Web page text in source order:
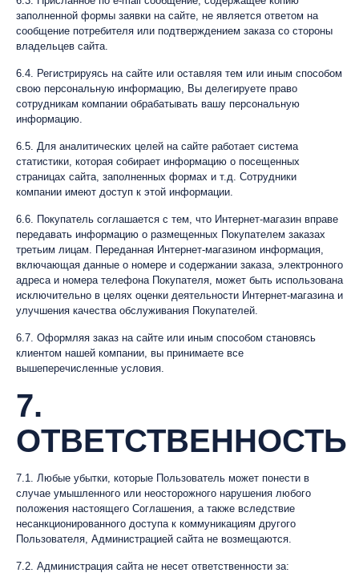
заполненной формы заявки на сайте, не является ответом на
сообщение потребителя или подтверждением заказа со стороны
владельцев сайта.
6.4. Регистрируясь на сайте или оставляя тем или иным способом
свою персональную информацию, Вы делегируете право
сотрудникам компании обрабатывать вашу персональную
информацию.
6.5. Для аналитических целей на сайте работает система
статистики, которая собирает информацию о посещенных
страницах сайта, заполненных формах и т.д. Сотрудники
компании имеют доступ к этой информации.
6.6. Покупатель соглашается с тем, что Интернет-магазин вправе
передавать информацию о размещенных Покупателем заказах
третьим лицам. Переданная Интернет-магазином информация,
включающая данные о номере и содержании заказа, электронного
адреса и номера телефона Покупателя, может быть использована
исключительно в целях оценки деятельности Интернет-магазина и
улучшения качества обслуживания Покупателей.
6.7. Оформляя заказ на сайте или иным способом становясь
клиентом нашей компании, вы принимаете все
вышеперечисленные условия.
7.
ОТВЕТСТВЕННОСТЬ
7.1. Любые убытки, которые Пользователь может понести в
случае умышленного или неосторожного нарушения любого
положения настоящего Соглашения, а также вследствие
несанкционированного доступа к коммуникациям другого
Пользователя, Администрацией сайта не возмещаются.
7.2. Администрация сайта не несет ответственности за: